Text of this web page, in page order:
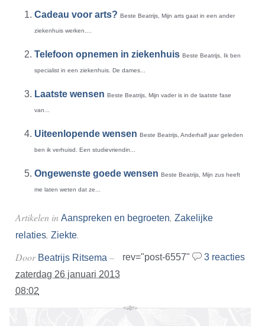
Cadeau voor arts? Beste Beatrijs, Mijn arts gaat in een ander
ziekenhuis werken....
Telefoon opnemen in ziekenhuis Beste Beatrijs, Ik ben
specialist in een ziekenhuis. De dames...
Laatste wensen Beste Beatrijs, Mijn vader is in de laatste fase
van...
Uiteenlopende wensen Beste Beatrijs, Anderhalf jaar geleden
ben ik verhuisd. Een studievriendin...
Ongewenste goede wensen Beste Beatrijs, Mijn zus heeft
me laten weten dat ze...
Artikelen in Aanspreken en begroeten, Zakelijke
relaties, Ziekte.
rev="post-6557" 3 reacties
Door Beatrijs Ritsema –
zaterdag 26 januari 2013
08:02